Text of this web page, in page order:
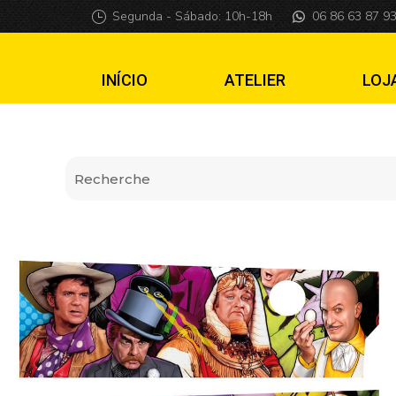
Apron Wall
Segunda - Sábado: 10h-18h 06 86 63 87 93
INÍCIO ATELIER